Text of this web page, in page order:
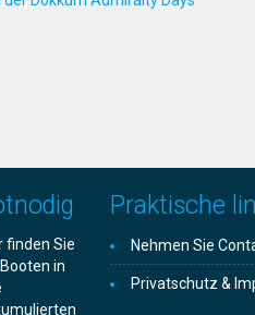
finden Sie
in
Praktische
Nehmen Sie
Privatschutz &